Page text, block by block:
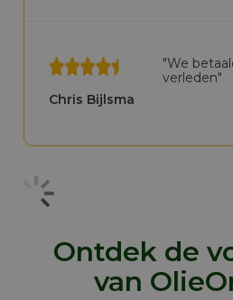
Chris Bijlsma
"We
verleden"
Ontdek de
van